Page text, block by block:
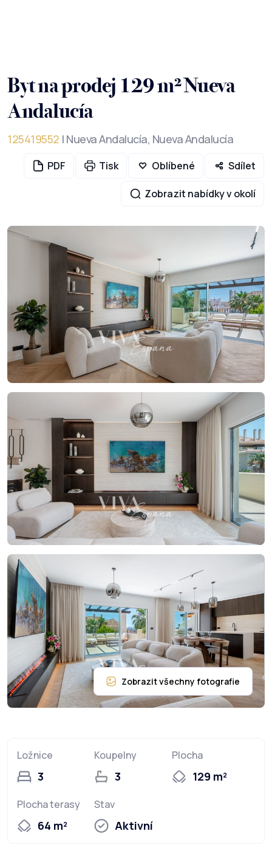
Byt na prodej 129 m² Nueva
Andalucía
125419552 | Nueva Andalucía, Nueva Andalucía
PDF Tisk Oblíbené Sdílet
Zobrazit nabídky v okolí
Ložnice
3
Koupelny
3
Plocha
129 m²
Plocha terasy
64 m²
Stav
Aktivní